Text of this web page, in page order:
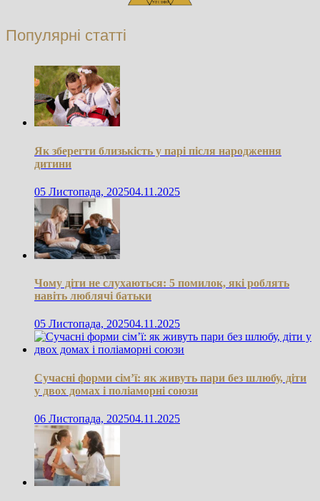
Популярні статті
Як зберегти близькість у парі після народження
дитини
05 Листопада, 202504.11.2025
Чому діти не слухаються: 5 помилок, які роблять
навіть люблячі батьки
05 Листопада, 202504.11.2025
Сучасні форми сім’ї: як живуть пари без шлюбу, діти
у двох домах і поліаморні союзи
06 Листопада, 202504.11.2025